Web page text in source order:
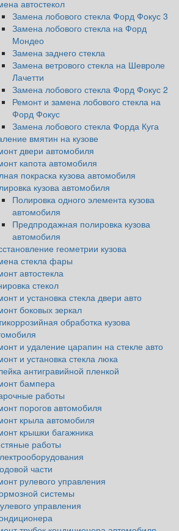
автостекол
Замена лобового стекла Форд Фокус 3
Замена лобового стекла на Форд
Мондео
Замена заднего стекла
Замена ветрового стекла на Шевроле
Лачетти
Замена лобового стекла Форд Фокус 2
Ремонт и замена лобового стекла на
Форд Фокус
Замена лобового стекла Форда Куга
вмятин на кузове
двери автомобиля
капота автомобиля
покраска кузова автомобиля
кузова автомобиля
Полировка одного элемента кузова
автомобиля
Предпродажная полировка кузова
автомобиля
геометрии кузова
стекла фары
автостекла
стекол
и установка стекла двери авто
боковых зеркал
обработка кузова
и удаление царапин на стекле авто
и установка стекла люка
антигравийной пленкой
бампера
работы
порогов автомобиля
крыла автомобиля
крышки багажника
работы
части
рулевого управления
системы
управления